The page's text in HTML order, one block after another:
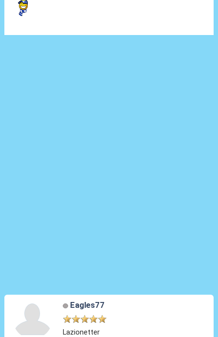
Eagles77
Lazionetter